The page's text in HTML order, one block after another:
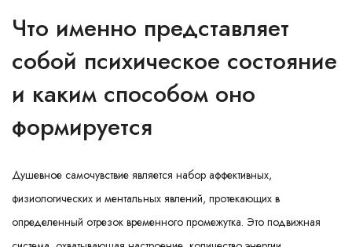
Что именно представляет
собой психическое состояние
и каким способом оно
формируется
Душевное самочувствие является набор аффективных,
физиологических и ментальных явлений, протекающих в
определенный отрезок временного промежутка. Это подвижная